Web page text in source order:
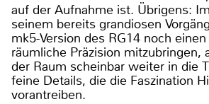
auf der Aufnahme ist. Übrigens:
seinem bereits grandiosen
mk5-Version des RG14 noch
räumliche Präzision mitzubringen,
der Raum scheinbar weiter in die
feine Details, die die Faszination
vorantreiben.